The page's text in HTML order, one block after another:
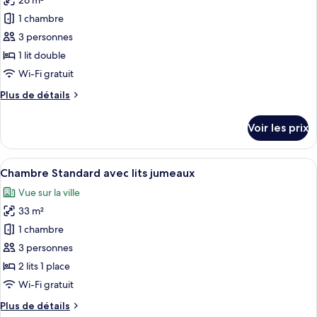
Standard
pour
ce
type
de
chambre :
Chambre
1 chambre
3 personnes
1 lit double
Wi-Fi gratuit
Plus de détails
Plus
le
type
de
Chambre
Double
Luxe
Voir les prix
Afficher
toutes
les
photos
pour
ce
type
de
chambre :
Chambre
Une chambre d’hôtel avec deux lits,
6
Chambre Standard avec lits jumeaux
Vue sur la ville
33 m²
1 chambre
3 personnes
2 lits 1 place
Wi-Fi gratuit
Plus de détails
Plus